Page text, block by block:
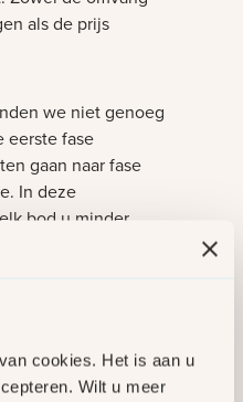
cookies. Het is aan u
Wilt u meer
als de prijs
we niet genoeg
eerste fase
gaan naar fase
In deze
bod u minder
leggen we vast
u aanbiedt en